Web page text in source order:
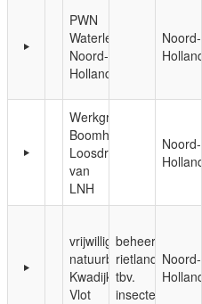
PWN
Waterleidingbedrijf
Noord-
Holland
Noord-
Holland
Werkgroep
Boomhoek
Loosdrecht
van
LNH
Noord-
Holland
vrijwilliger
natuurbeheer
Kwadijkse
Vlot
beheer
rietlanden
tbv.
insecten
Noord-
Holland